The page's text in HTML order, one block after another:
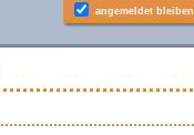
angemeldet bleiben